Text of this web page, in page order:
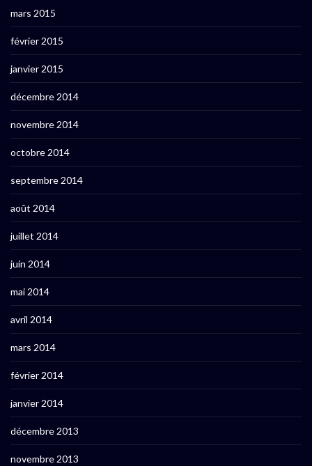
mars 2015
février 2015
janvier 2015
décembre 2014
novembre 2014
octobre 2014
septembre 2014
août 2014
juillet 2014
juin 2014
mai 2014
avril 2014
mars 2014
février 2014
janvier 2014
décembre 2013
novembre 2013